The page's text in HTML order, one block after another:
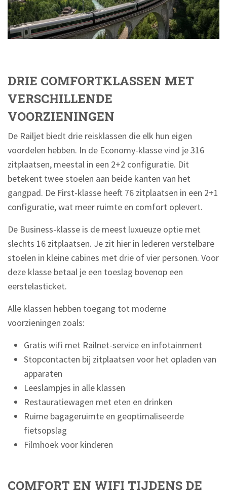
DRIE COMFORTKLASSEN MET
VERSCHILLENDE
VOORZIENINGEN
De Railjet biedt drie reisklassen die elk hun eigen
voordelen hebben. In de Economy-klasse vind je 316
zitplaatsen, meestal in een 2+2 configuratie. Dit
betekent twee stoelen aan beide kanten van het
gangpad. De First-klasse heeft 76 zitplaatsen in een 2+1
configuratie, wat meer ruimte en comfort oplevert.
De Business-klasse is de meest luxueuze optie met
slechts 16 zitplaatsen. Je zit hier in lederen verstelbare
stoelen in kleine cabines met drie of vier personen. Voor
deze klasse betaal je een toeslag bovenop een
eerstelasticket.
Alle klassen hebben toegang tot moderne
voorzieningen zoals:
Gratis wifi met Railnet-service en infotainment
Stopcontacten bij zitplaatsen voor het opladen van
apparaten
Leeslampjes in alle klassen
Restauratiewagen met eten en drinken
Ruime bagageruimte en geoptimaliseerde
fietsopslag
Filmhoek voor kinderen
COMFORT EN WIFI TIJDENS DE